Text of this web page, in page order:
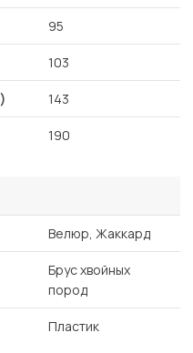
95
103
143
190
Велюр, Жаккард
Брус хвойных
пород
Пластик